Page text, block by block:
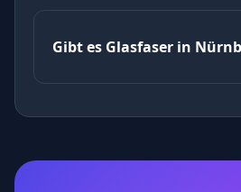
Gibt es Glasfaser in